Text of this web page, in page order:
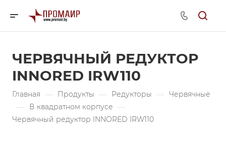
ЧЕРВЯЧНЫЙ РЕДУКТОР
INNORED IRW110
Главная — Продукты — Редукторы — Червячные
— В квадратном корпусе —
Червячный редуктор INNORED IRW110